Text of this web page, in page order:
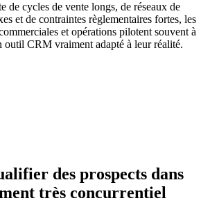
de cycles de vente longs, de réseaux de
et de contraintes règlementaires fortes, les
et opérations pilotent souvent à
CRM vraiment adapté à leur réalité.
des prospects dans
très concurrentiel